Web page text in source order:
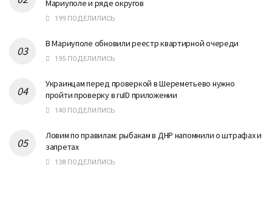
Мариуполе и ряде округов
199 ПОДЕЛИЛИСЬ
В Мариуполе обновили реестр квартирной очереди
195 ПОДЕЛИЛИСЬ
Украинцам перед проверкой в Шереметьево нужно
пройти проверку в ruID приложении
140 ПОДЕЛИЛИСЬ
Ловим по правилам: рыбакам в ДНР напомнили о штрафах и
запретах
138 ПОДЕЛИЛИСЬ